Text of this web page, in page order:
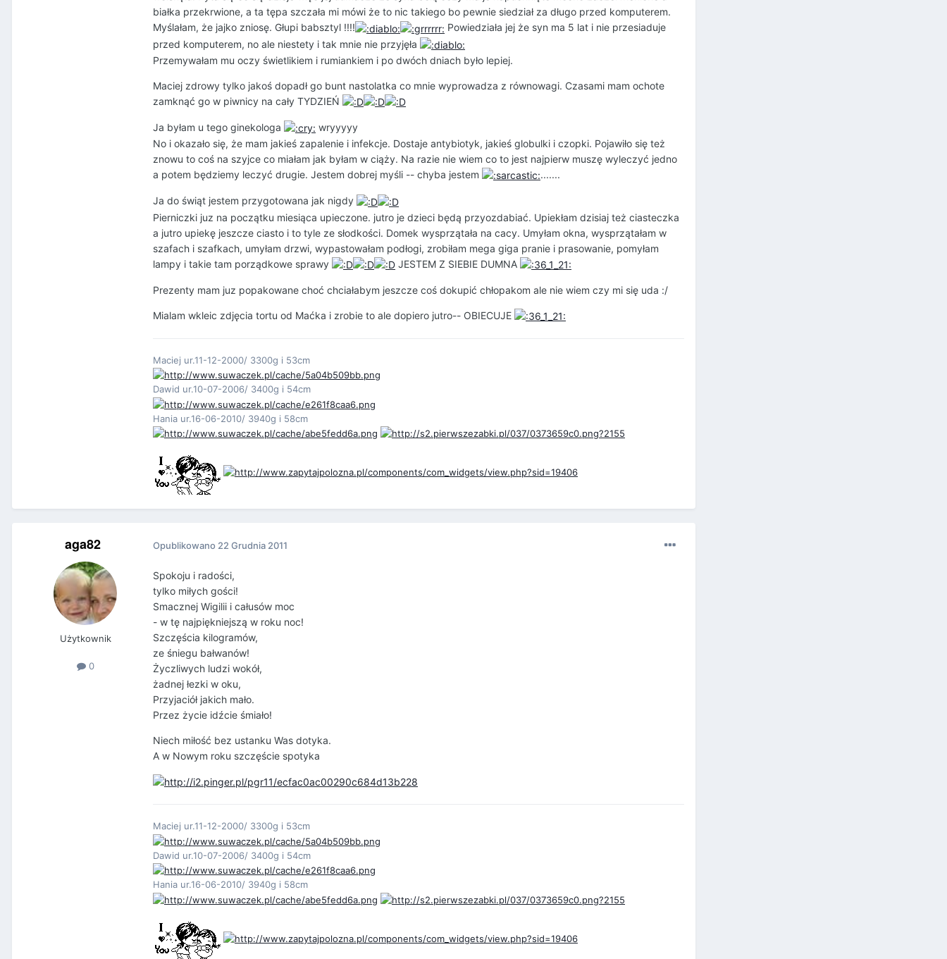
białka przekrwione, a ta tępa szczała mi mówi że to nic takiego bo pewnie siedział za długo przed komputerem.
Myślałam, że jajko zniosę. Głupi babsztyl !!!!
Powiedziała jej że syn ma 5 lat i nie przesiaduje
przed komputerem, no ale niestety i tak mnie nie przyjęła
Przemywałam mu oczy świetlikiem i rumiankiem i po dwóch dniach było lepiej.
Maciej zdrowy tylko jakoś dopadł go bunt nastolatka co mnie wyprowadza z równowagi. Czasami mam ochote
zamknąć go w piwnicy na cały TYDZIEŃ
Ja byłam u tego ginekologa
wryyyyy
No i okazało się, że mam jakieś zapalenie i infekcje. Dostaje antybiotyk, jakieś globulki i czopki. Pojawiło się też
znowu to coś na szyjce co miałam jak byłam w ciąży. Na razie nie wiem co to jest najpierw muszę wyleczyć jedno
a potem będziemy leczyć drugie. Jestem dobrej myśli -- chyba jestem
.......
Ja do świąt jestem przygotowana jak nigdy
Pierniczki juz na początku miesiąca upieczone. jutro je dzieci będą przyozdabiać. Upiekłam dzisiaj też ciasteczka
a jutro upiekę jeszcze ciasto i to tyle ze słodkości. Domek wysprzątała na cacy. Umyłam okna, wysprzątałam w
szafach i szafkach, umyłam drzwi, wypastowałam podłogi, zrobiłam mega giga pranie i prasowanie, pomyłam
lampy i takie tam porządkowe sprawy
JESTEM Z SIEBIE DUMNA
Prezenty mam juz popakowane choć chciałabym jeszcze coś dokupić chłopakom ale nie wiem czy mi się uda :/
Mialam wkleic zdjęcia tortu od Maćka i zrobie to ale dopiero jutro-- OBIECUJE
Maciej ur.11-12-2000/ 3300g i 53cm
Dawid ur.10-07-2006/ 3400g i 54cm
Hania ur.16-06-2010/ 3940g i 58cm
aga82
Użytkownik
0
Opublikowano 22 Grudnia 2011
Spokoju i radości,
tylko miłych gości!
Smacznej Wigilii i całusów moc
- w tę najpiękniejszą w roku noc!
Szczęścia kilogramów,
ze śniegu bałwanów!
Życzliwych ludzi wokół,
żadnej łezki w oku,
Przyjaciół jakich mało.
Przez życie idźcie śmiało!
Niech miłość bez ustanku Was dotyka.
A w Nowym roku szczęście spotyka
Maciej ur.11-12-2000/ 3300g i 53cm
Dawid ur.10-07-2006/ 3400g i 54cm
Hania ur.16-06-2010/ 3940g i 58cm